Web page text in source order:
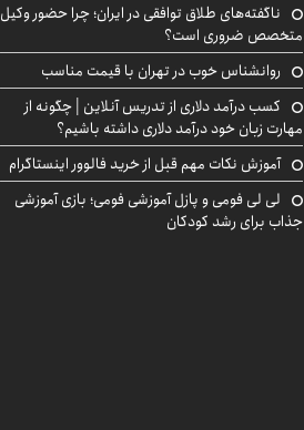
ناگفته‌های طلاق توافقی در ایران؛ چرا حضور وکیل
متخصص ضروری است؟
روانشناس خوب در تهران با قیمت مناسب
کسب درآمد دلاری از تدریس آنلاین | چگونه از
مهارت زبان خود درآمد دلاری داشته باشیم؟
آموزش نکات مهم قبل از خرید فالوور اینستاگرام
لی لی فومی و پازل آموزشی فومی؛ بازی آموزشی
جذاب برای رشد کودکان